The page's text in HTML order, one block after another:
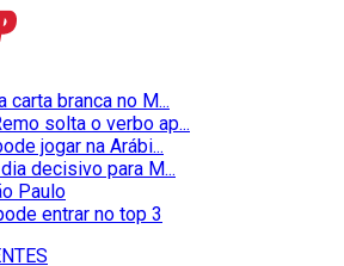
carta branca no M...
solta o verbo ap...
jogar na Arábi...
decisivo para M...
Paulo
entrar no top 3